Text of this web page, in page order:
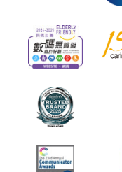
測試後約兩個
證書於成績覆
考生領取日期
成績覆核
成績通知書發出後
成績覆核，請在成
（
測試費不得轉讓
學院在收妥費
學院對郵遞付
申請額外收據
支票支付，抬
並連同貼上郵
補發的學費收